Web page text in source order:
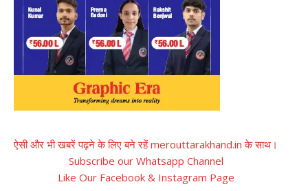
ऐसी और भी खबरें पढ़ने के लिए बने रहें merouttarakhand.in के साथ।
Subscribe our Whatsapp Channel
Like Our Facebook & Instagram Page